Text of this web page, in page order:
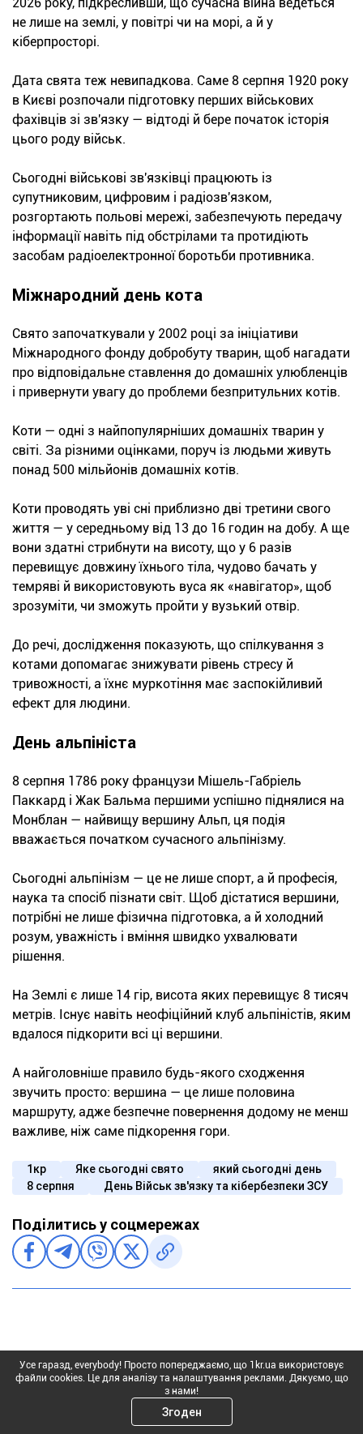
не лише на землі, у повітрі чи на морі, а й у
кіберпросторі.
Дата свята теж невипадкова. Саме 8 серпня 1920 року
в Києві розпочали підготовку перших військових
фахівців зі зв'язку — відтоді й бере початок історія
цього роду військ.
Сьогодні військові зв'язківці працюють із
супутниковим, цифровим і радіозв'язком,
розгортають польові мережі, забезпечують передачу
інформації навіть під обстрілами та протидіють
засобам радіоелектронної боротьби противника.
Міжнародний день кота
Свято започаткували у 2002 році за ініціативи
Міжнародного фонду добробуту тварин, щоб нагадати
про відповідальне ставлення до домашніх улюбленців
і привернути увагу до проблеми безпритульних котів.
Коти — одні з найпопулярніших домашніх тварин у
світі. За різними оцінками, поруч із людьми живуть
понад 500 мільйонів домашніх котів.
Коти проводять уві сні приблизно дві третини свого
життя — у середньому від 13 до 16 годин на добу. А ще
вони здатні стрибнути на висоту, що у 6 разів
перевищує довжину їхнього тіла, чудово бачать у
темряві й використовують вуса як «навігатор», щоб
зрозуміти, чи зможуть пройти у вузький отвір.
До речі, дослідження показують, що спілкування з
котами допомагає знижувати рівень стресу й
тривожності, а їхнє муркотіння має заспокійливий
ефект для людини.
День альпініста
8 серпня 1786 року французи Мішель-Габріель
Паккард і Жак Бальма першими успішно піднялися на
Монблан — найвищу вершину Альп, ця подія
вважається початком сучасного альпінізму.
Сьогодні альпінізм — це не лише спорт, а й професія,
наука та спосіб пізнати світ. Щоб дістатися вершини,
потрібні не лише фізична підготовка, а й холодний
розум, уважність і вміння швидко ухвалювати
рішення.
На Землі є лише 14 гір, висота яких перевищує 8 тисяч
метрів. Існує навіть неофіційний клуб альпіністів, яким
вдалося підкорити всі ці вершини.
А найголовніше правило будь-якого сходження
звучить просто: вершина — це лише половина
маршруту, адже безпечне повернення додому не менш
важливе, ніж саме підкорення гори.
1кр Яке сьогодні свято
який сьогодні день
8 серпня
День Військ зв'язку та кібербезпеки ЗСУ
Поділитись у соцмережах
Усе гаразд, everybody! Просто попереджаємо, що 1kr.ua використовує
файли cookies. Це для аналізу та налаштування реклами. Дякуємо, що
з нами!
Згоден